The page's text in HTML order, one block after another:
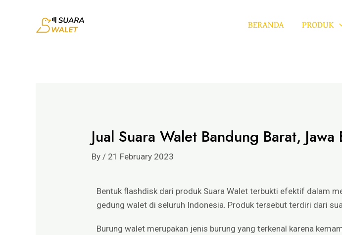
BERANDA PRODUK
Jual Suara Walet Bandung Barat, Jawa
By / 21 February 2023
Bentuk flashdisk dari produk Suara Walet terbukti efektif dalam
gedung walet di seluruh Indonesia. Produk tersebut terdiri dari
Burung walet merupakan jenis burung yang terkenal karena